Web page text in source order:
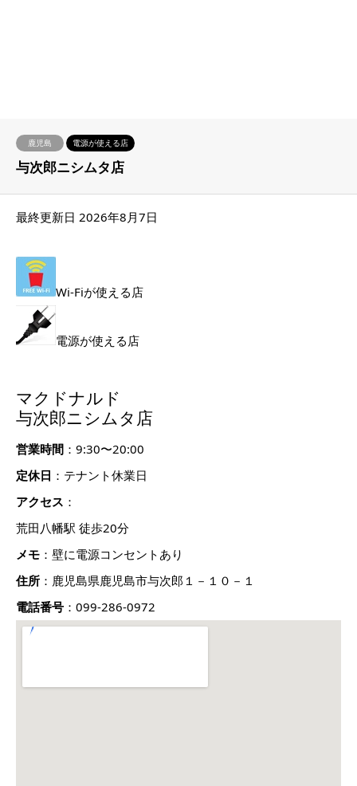
鹿児島 電源が使える店
与次郎ニシムタ店
最終更新日 2026年8月7日
Wi-Fiが使える店
電源が使える店
マクドナルド
与次郎ニシムタ店
営業時間 ：9:30〜20:00
定休日 ：テナント休業日
アクセス ：
荒田八幡駅 徒歩20分
メモ ：壁に電源コンセントあり
住所 ：鹿児島県鹿児島市与次郎１－１０－１
電話番号 ：099-286-0972